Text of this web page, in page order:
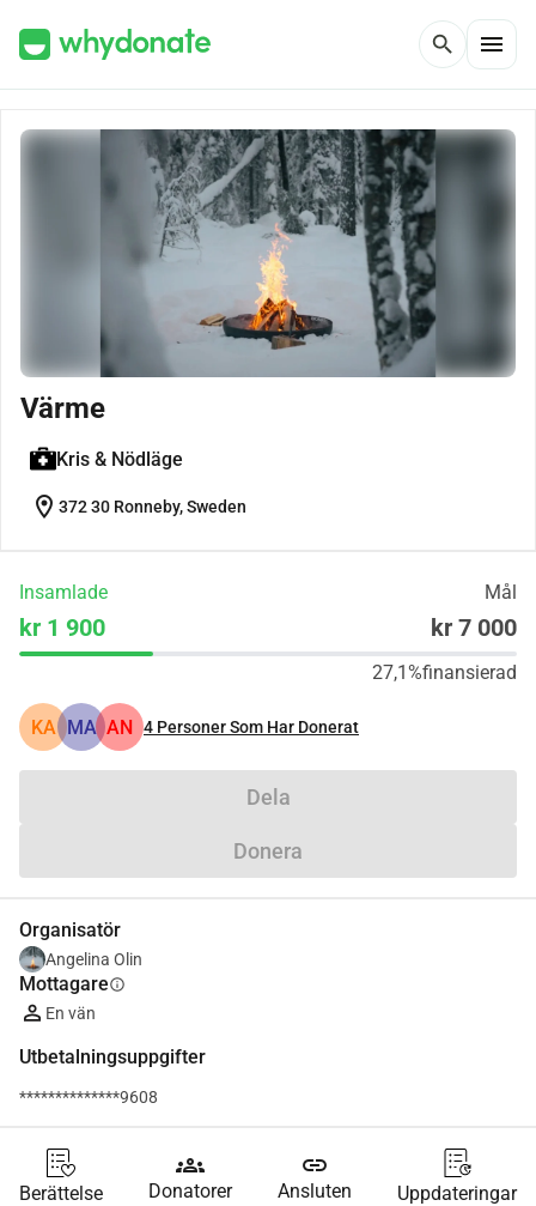
search menu
Värme
Kris & Nödläge
location_on 372 30 Ronneby, Sweden
Insamlade Mål
kr 1 900 kr 7 000
27,1%finansierad
KA MA AN 4 Personer Som Har Donerat
Dela
Donera
Organisatör
Angelina Olin
Mottagareinfo
En vän
Utbetalningsuppgifter
**************9608
Berättelse
groups
Donatorer
link
Ansluten Uppdateringar